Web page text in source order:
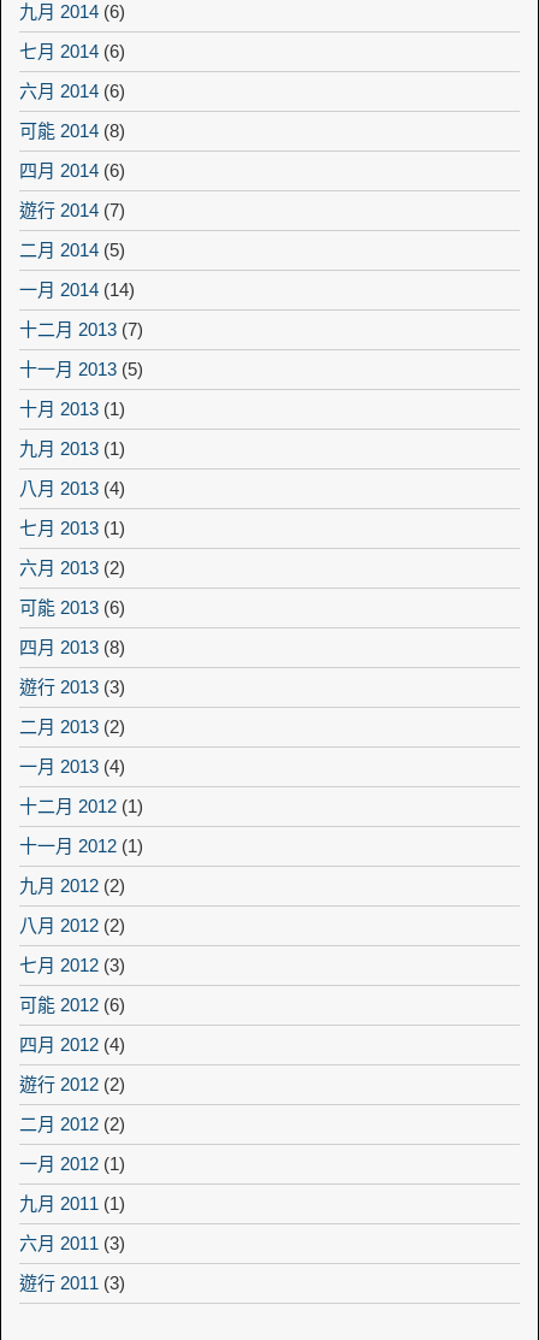
九月 2014 (6)
七月 2014 (6)
六月 2014 (6)
可能 2014 (8)
四月 2014 (6)
遊行 2014 (7)
二月 2014 (5)
一月 2014 (14)
十二月 2013 (7)
十一月 2013 (5)
十月 2013 (1)
九月 2013 (1)
八月 2013 (4)
七月 2013 (1)
六月 2013 (2)
可能 2013 (6)
四月 2013 (8)
遊行 2013 (3)
二月 2013 (2)
一月 2013 (4)
十二月 2012 (1)
十一月 2012 (1)
九月 2012 (2)
八月 2012 (2)
七月 2012 (3)
可能 2012 (6)
四月 2012 (4)
遊行 2012 (2)
二月 2012 (2)
一月 2012 (1)
九月 2011 (1)
六月 2011 (3)
遊行 2011 (3)